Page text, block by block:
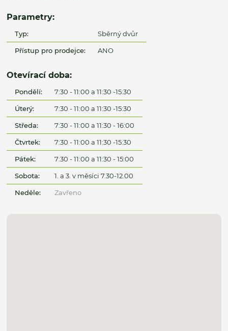
Parametry:
Typ: Sběrný dvůr
Přístup pro prodejce: ANO
Otevírací doba:
Pondělí: 7:30 - 11:00 a 11:30 -15:30
Úterý: 7:30 - 11:00 a 11:30 -15:30
Středa: 7:30 - 11:00 a 11:30 - 16:00
Čtvrtek: 7:30 - 11:00 a 11:30 -15:30
Pátek: 7:30 - 11:00 a 11:30 - 15:00
Sobota: 1. a 3. v měsíci 7.30-12.00
Neděle: Zavřeno